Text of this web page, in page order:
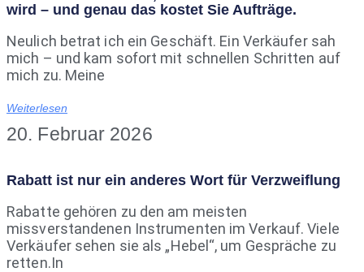
wird – und genau das kostet Sie Aufträge.
Neulich betrat ich ein Geschäft. Ein Verkäufer sah
mich – und kam sofort mit schnellen Schritten auf
mich zu. Meine
Weiterlesen
20. Februar 2026
Rabatt ist nur ein anderes Wort für Verzweiflung
Rabatte gehören zu den am meisten
missverstandenen Instrumenten im Verkauf. Viele
Verkäufer sehen sie als „Hebel“, um Gespräche zu
retten.In